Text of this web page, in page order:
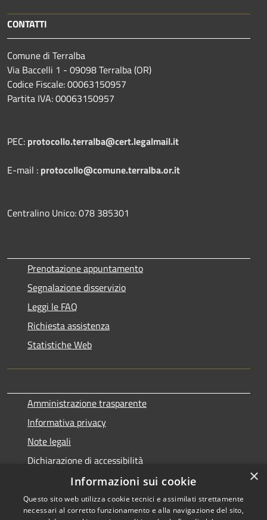
CONTATTI
Comune di Terralba
Via Baccelli 1 - 09098 Terralba (OR)
Codice Fiscale: 00063150957
Partita IVA: 00063150957
PEC: protocollo.terralba@cert.legalmail.it
E-mail : protocollo@comune.terralba.or.it
Centralino Unico: 078 385301
Prenotazione appuntamento
Segnalazione disservizio
Leggi le FAQ
Richiesta assistenza
Statistiche Web
Amministrazione trasparente
Informativa privacy
Note legali
Dichiarazione di accessibilità
×
Informazioni sui cookie
Questo sito web utilizza cookie tecnici e assimilati strettamente
necessari al corretto funzionamento e alla navigazione del sito,